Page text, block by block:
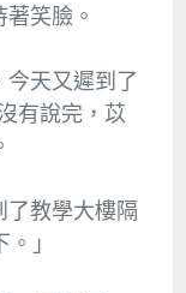
笑臉。
天又遲到了
有說完，苡
教學大樓隔
」